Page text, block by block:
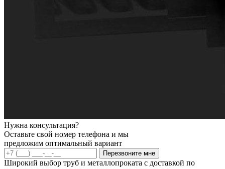
Нужна консультация?
Оставьте свой номер телефона и мы
предложим оптимальный вариант
Перезвоните мне
Широкий выбор труб и металлопроката с доставкой по